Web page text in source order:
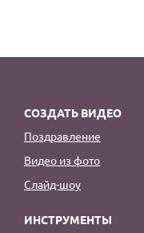
СОЗДАТЬ ВИДЕО
Поздравление
Видео из фото
Слайд-шоу
ИНСТРУМЕНТЫ